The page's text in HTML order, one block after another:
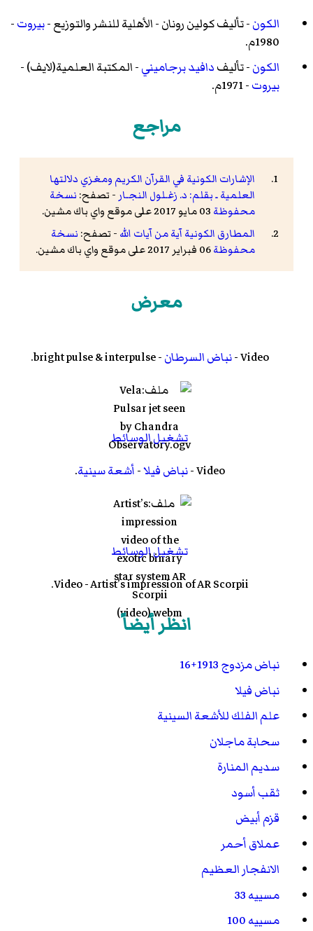
الكون- تأليف كولين رونان - الأهلية للنشر والتوزيع -بيروت-
1980م.
الكون- تأليفدافيد برجاميني- المكتبة العلمية(لايف) -
بيروت- 1971م.
مراجع
الإشارات الكونية في القرآن الكريم ومغزي دلالتها
العلمية ـ بقلم: د. زغـلول النجـار - تصفح: نسخة
محفوظة
المطارق الكونية آية من آيات الله - تصفح: نسخة
محفوظة
معرض
Video - نباض السرطان- bright pulse & interpulse.
تشغيل الوسائط
Video - نباض فيلا-أشعة سينية.
تشغيل الوسائط
Video - Artist’s impression ofAR Scorpii
.
انظر أيضاً
نباض مزدوج 1913+16
نباض فيلا
علم الفلك للأشعة السينية
سحابة ماجلان
سديم المنارة
ثقب أسود
قزم أبيض
عملاق أحمر
الانفجار العظيم
مسييه 33
مسييه 100